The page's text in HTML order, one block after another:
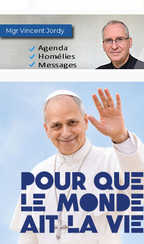
Mgr Vincent Jordy
2026 : année de la charité